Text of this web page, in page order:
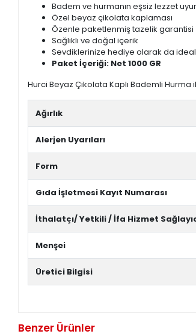
Badem ve hurmanın eşsiz lezzet
Özel beyaz çikolata kaplaması
Özenle paketlenmiş tazelik garantisi
Sağlıklı ve doğal içerik
Sevdiklerinize hediye olarak da ideal
Paket İçeriği: Net 1000 GR
Hurci Beyaz Çikolata Kaplı Bademli Hurma
Ağırlık
Alerjen Uyarıları
Form
Gıda İşletmesi Kayıt Numarası
İthalatçı/ Yetkili / İfa Hizmet
Menşei
Üretici Bilgisi
Benzer Ürünler